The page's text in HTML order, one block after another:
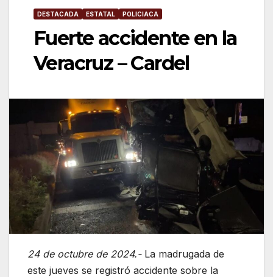
DESTACADA ESTATAL POLICIACA
Fuerte accidente en la
Veracruz – Cardel
24 de octubre de 2024.- La madrugada de
este jueves se registró accidente sobre la